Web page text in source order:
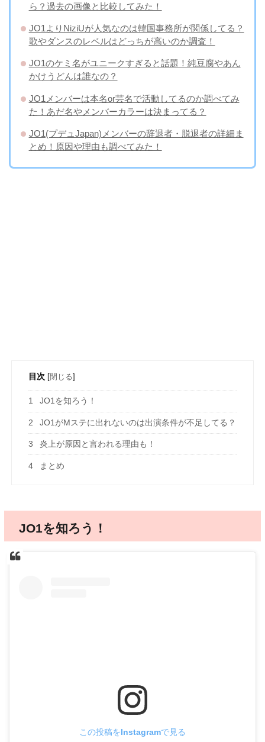
ら？過去の画像と比較してみた！
JO1よりNiziUが人気なのは韓国事務所が関係してる？
歌やダンスのレベルはどっちが高いのか調査！
JO1のケミ名がユニークすぎると話題！純豆腐やあん
かけうどんは誰なの？
JO1メンバーは本名or芸名で活動してるのか調べてみ
た！あだ名やメンバーカラーは決まってる？
JO1(プデュJapan)メンバーの辞退者・脱退者の詳細ま
とめ！原因や理由も調べてみた！
目次 [閉じる]
1 JO1を知ろう！
2 JO1がMステに出れないのは出演条件が不足してる？
3 炎上が原因と言われる理由も！
4 まとめ
JO1を知ろう！
この投稿をInstagramで見る